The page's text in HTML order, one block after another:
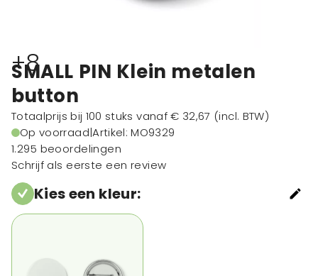
+8
SMALL PIN Klein metalen
button
Totaalprijs bij 100 stuks vanaf€ 32,67 (incl. BTW)
Op voorraad|Artikel: MO9329
1.295 beoordelingen
Schrijf als eerste een review
Kies een kleur: